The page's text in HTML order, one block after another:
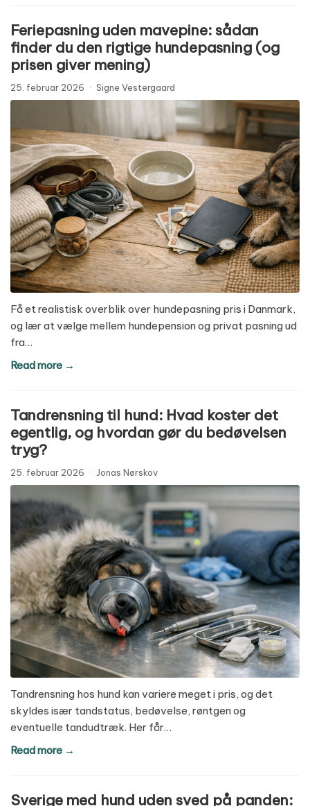
Feriepasning uden mavepine: sådan
finder du den rigtige hundepasning (og
prisen giver mening)
25. februar 2026 · Signe Vestergaard
Få et realistisk overblik over hundepasning pris i Danmark,
og lær at vælge mellem hundepension og privat pasning ud
fra…
Read more →
Tandrensning til hund: Hvad koster det
egentlig, og hvordan gør du bedøvelsen
tryg?
25. februar 2026 · Jonas Nørskov
Tandrensning hos hund kan variere meget i pris, og det
skyldes især tandstatus, bedøvelse, røntgen og
eventuelle tandudtræk. Her får…
Read more →
Sverige med hund uden sved på panden: